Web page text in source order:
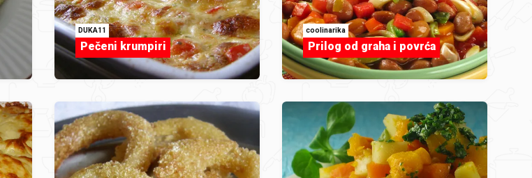
DUKA11
Pečeni krumpiri
coolinarika
Prilog od graha i povrća